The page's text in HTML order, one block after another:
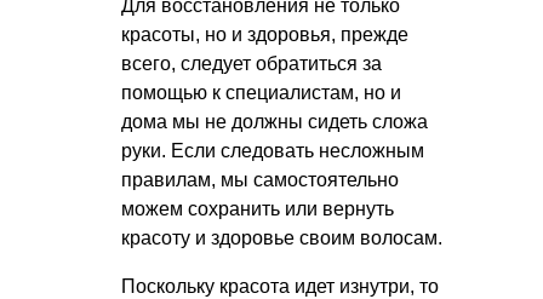
Для восстановления не только
красоты, но и здоровья, прежде
всего, следует обратиться за
помощью к специалистам, но и
дома мы не должны сидеть сложа
руки. Если следовать несложным
правилам, мы самостоятельно
можем сохранить или вернуть
красоту и здоровье своим волосам.
Поскольку красота идет изнутри, то